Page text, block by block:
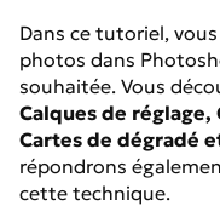
Dans ce tutoriel,
photos dans
souhaitée. Vous
Calques de réglage,
Cartes de dégradé
répondrons
cette technique.